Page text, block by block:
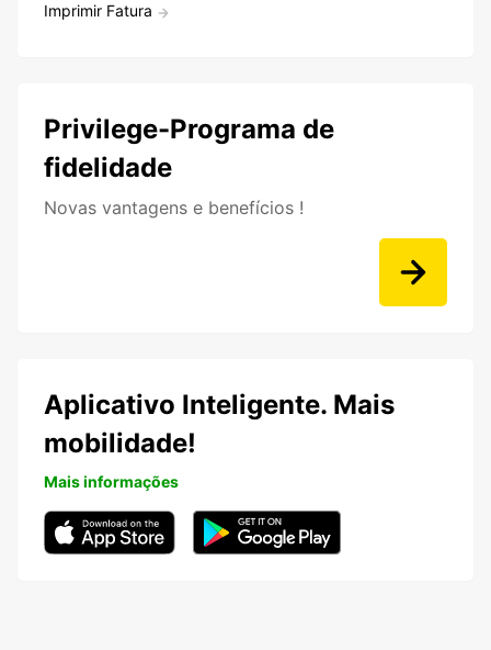
Imprimir Fatura
Privilege-Programa de
fidelidade
Novas vantagens e benefícios !
Aplicativo Inteligente. Mais
mobilidade!
Mais informações